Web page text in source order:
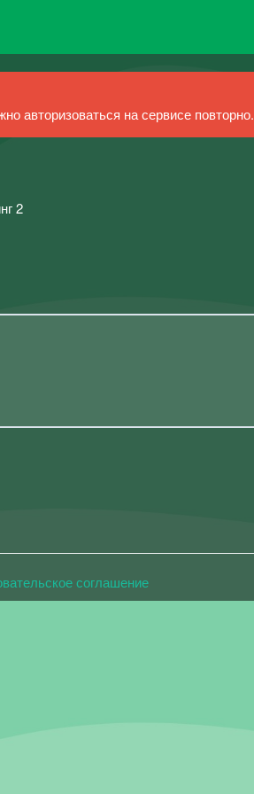
авторизоваться на сервисе повторно.
2
соглашение